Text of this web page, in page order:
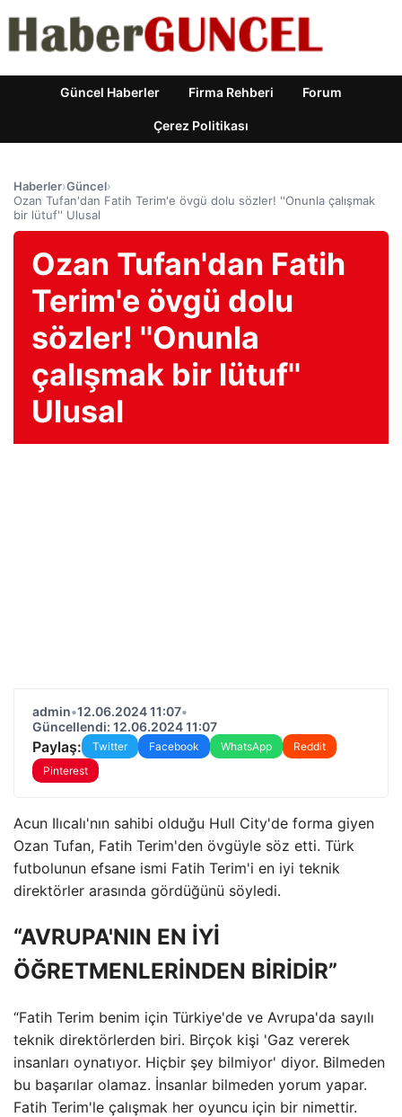
Güncel Haberler Firma Rehberi Forum
Çerez Politikası
Haberler›Güncel›
Ozan Tufan'dan Fatih Terim'e övgü dolu sözler! ''Onunla çalışmak
bir lütuf'' Ulusal
Ozan Tufan'dan Fatih
Terim'e övgü dolu
sözler! ''Onunla
çalışmak bir lütuf''
Ulusal
admin•12.06.2024 11:07•
Güncellendi: 12.06.2024 11:07
Paylaş: Twitter Facebook WhatsApp
Reddit
Pinterest
Acun Ilıcalı'nın sahibi olduğu Hull City'de forma giyen
Ozan Tufan, Fatih Terim'den övgüyle söz etti. Türk
futbolunun efsane ismi Fatih Terim'i en iyi teknik
direktörler arasında gördüğünü söyledi.
“AVRUPA'NIN EN İYİ
ÖĞRETMENLERİNDEN BİRİDİR”
“Fatih Terim benim için Türkiye'de ve Avrupa'da sayılı
teknik direktörlerden biri. Birçok kişi 'Gaz vererek
insanları oynatıyor. Hiçbir şey bilmiyor' diyor. Bilmeden
bu başarılar olamaz. İnsanlar bilmeden yorum yapar.
Fatih Terim'le çalışmak her oyuncu için bir nimettir.